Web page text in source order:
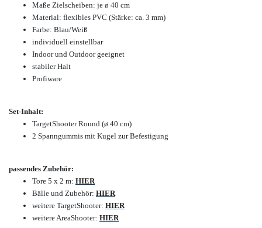
Maße Zielscheiben: je ø 40 cm
Material: flexibles PVC (Stärke: ca. 3 mm)
Farbe: Blau/Weiß
individuell einstellbar
Indoor und Outdoor geeignet
stabiler Halt
Profiware
Set-Inhalt:
TargetShooter Round (ø 40 cm)
2 Spanngummis mit Kugel zur Befestigung
passendes Zubehör:
Tore 5 x 2 m: HIER
Bälle und Zubehör: HIER
weitere TargetShooter: HIER
weitere AreaShooter: HIER